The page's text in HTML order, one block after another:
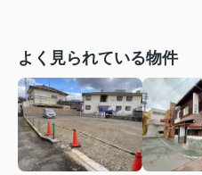
よく見られている物件